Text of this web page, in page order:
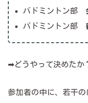
バドミントン部
バドミントン部
➡どうやって決めたか
参加者の中に、若干の